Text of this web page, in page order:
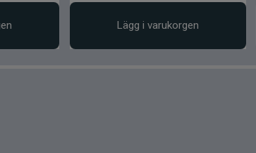
Lägg i varukorgen